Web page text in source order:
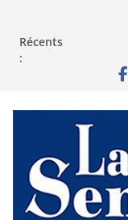
Récents
: